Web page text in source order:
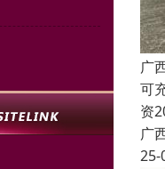
广
可
资
广
25-